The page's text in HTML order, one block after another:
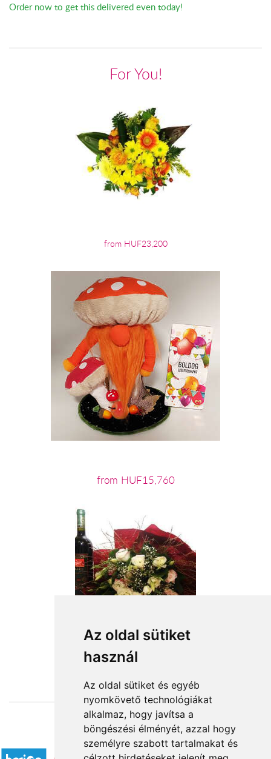
Az oldal sütiket
használ
Az oldal sütiket és egyéb
nyomkövető technológiákat
alkalmaz, hogy javítsa a
böngészési élményét, azzal hogy
személyre szabott tartalmakat és
Order now to get this delivered even today!
For You!
from HUF23,200
from HUF15,760
from HUF22,800
Accepted payment methods